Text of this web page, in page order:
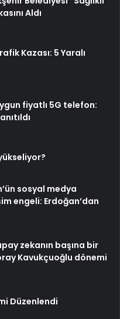
Aldı
Kazası: 5 Yaralı
fiyatlı 5G telefon:
sosyal medya
engeli: Erdoğan’dan
zekanın başına bir
Kavukçuoğlu dönemi
Düzenlendi